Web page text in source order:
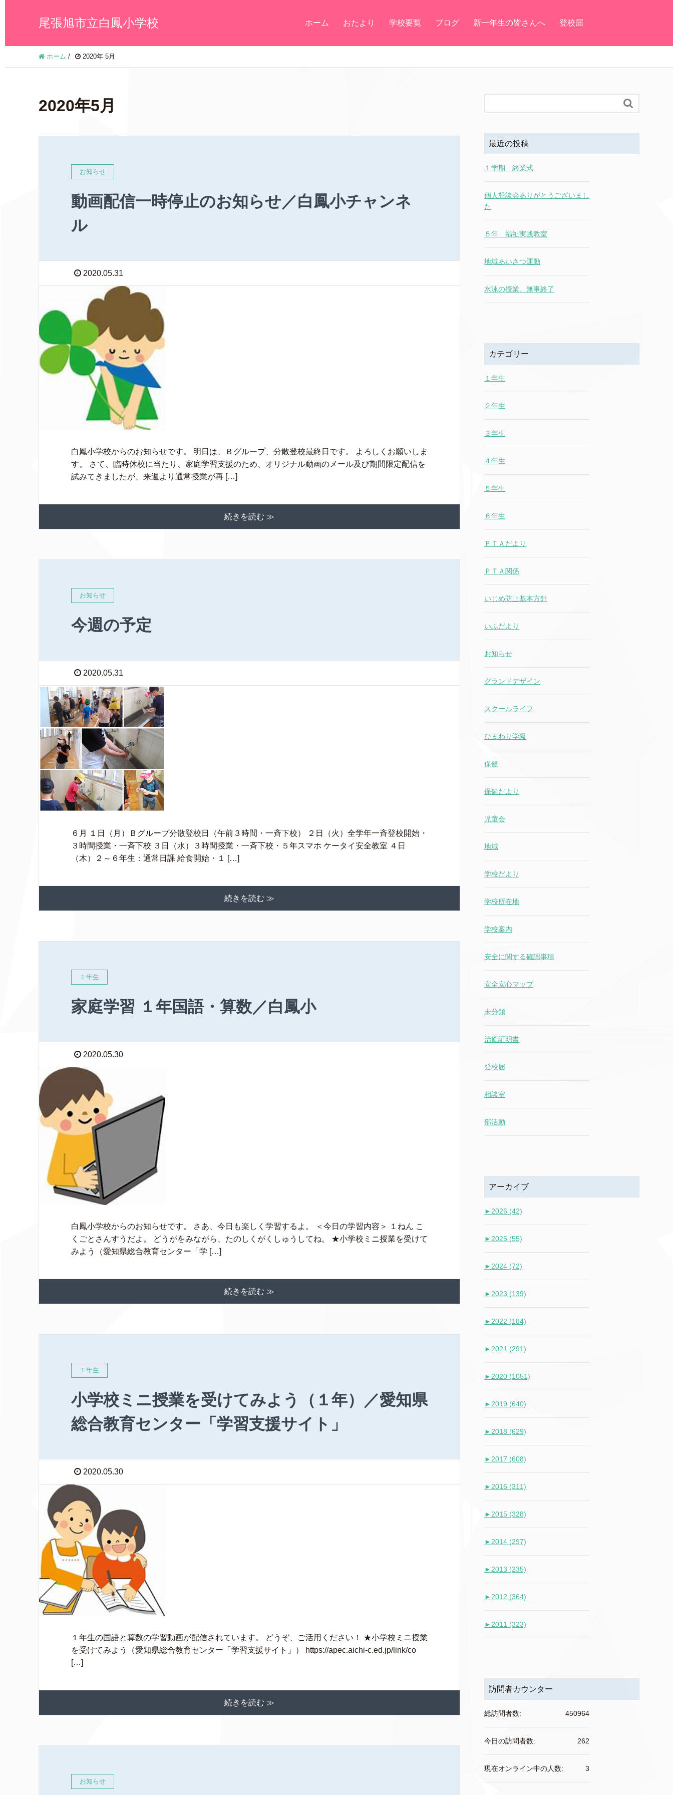
尾張旭市立白鳳小学校 ホーム おたより 学校要覧 ブログ 新一年生の皆さんへ 登校届
ホーム / 2020年 5月
2020年5月
お知らせ
動画配信一時停止のお知らせ／白鳳小チャンネ
ル
2020.05.31
白鳳小学校からのお知らせです。 明日は、Ｂグループ、分散登校最終日です。 よろしくお願いしま
す。 さて、臨時休校に当たり、家庭学習支援のため、オリジナル動画のメール及び期間限定配信を
試みてきましたが、来週より通常授業が再 […]
続きを読む ≫
お知らせ
今週の予定
2020.05.31
６月 １日（月）Ｂグループ分散登校日（午前３時間・一斉下校） ２日（火）全学年一斉登校開始・
３時間授業・一斉下校 ３日（水）３時間授業・一斉下校・５年スマホ ケータイ安全教室 ４日
（木）２～６年生：通常日課 給食開始・１ […]
続きを読む ≫
１年生
家庭学習 １年国語・算数／白鳳小
2020.05.30
白鳳小学校からのお知らせです。 さあ、今日も楽しく学習するよ。 ＜今日の学習内容＞ １ねん こ
くごとさんすうだよ。 どうがをみながら、たのしくがくしゅうしてね。 ★小学校ミニ授業を受けて
みよう（愛知県総合教育センター「学 […]
続きを読む ≫
１年生
小学校ミニ授業を受けてみよう（１年）／愛知県
総合教育センター「学習支援サイト」
2020.05.30
１年生の国語と算数の学習動画が配信されています。 どうぞ、ご活用ください！ ★小学校ミニ授業
を受けてみよう（愛知県総合教育センター「学習支援サイト」） https://apec.aichi-c.ed.jp/link/co
[…]
続きを読む ≫
お知らせ

最近の投稿
１学期 終業式
個人懇談会ありがとうございまし
た
５年 福祉実践教室
地域あいさつ運動
水泳の授業、無事終了
カテゴリー
１年生
２年生
３年生
４年生
５年生
６年生
ＰＴＡだより
ＰＴＡ関係
いじめ防止基本方針
いふだより
お知らせ
グランドデザイン
スクールライフ
ひまわり学級
保健
保健だより
児童会
地域
学校だより
学校所在地
学校案内
安全に関する確認事項
安全安心マップ
未分類
治癒証明書
登校届
相談室
部活動
アーカイブ
► 2026 (42)
► 2025 (55)
► 2024 (72)
► 2023 (139)
► 2022 (184)
► 2021 (291)
► 2020 (1051)
► 2019 (640)
► 2018 (629)
► 2017 (608)
► 2016 (311)
► 2015 (328)
► 2014 (297)
► 2013 (235)
► 2012 (364)
► 2011 (323)
訪問者カウンター
450964
総訪問者数:
262
今日の訪問者数:
3
現在オンライン中の人数: